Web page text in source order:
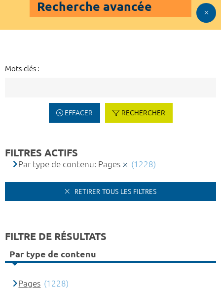
Recherche avancée
Mots-clés :
EFFACER RECHERCHER
FILTRES ACTIFS
Par type de contenu: Pages (1228)
RETIRER TOUS LES FILTRES
FILTRE DE RÉSULTATS
Par type de contenu
Pages (1228)